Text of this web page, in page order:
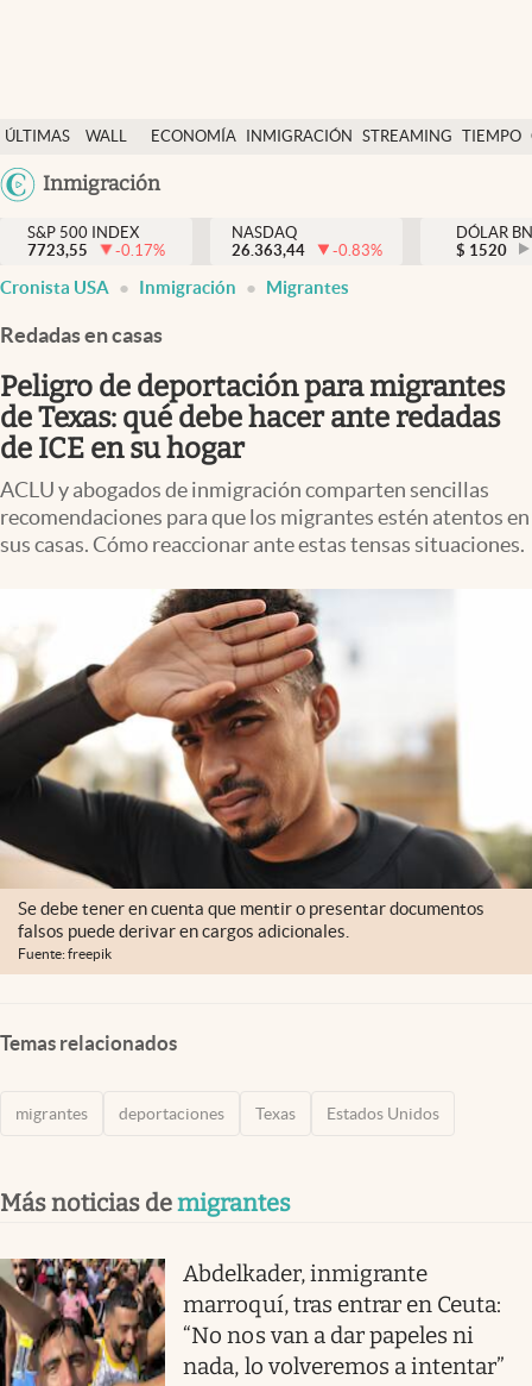
ÚLTIMAS
NOTICIAS
WALL
Y
DÓLAR
ECONOMÍA INMIGRACIÓN STREAMING TIEMPO
México
Inmigración
Finanzas y economía
Wall Street y dólar
Inmigración
Espiritual
Streaming
PC y mobile
Lifestyle
S&P 500 INDEX
7723,55
-0.17%
NASDAQ
26.363,44
-0.83%
DÓLAR
$ 1520
Cronista USA Inmigración Migrantes
Redadas en casas
Peligro de deportación para migrantes
de Texas: qué debe hacer ante redadas
de ICE en su hogar
ACLU y abogados de inmigración comparten sencillas
recomendaciones para que los migrantes estén atentos en
sus casas. Cómo reaccionar ante estas tensas situaciones.
Se debe tener en cuenta que mentir o presentar documentos
falsos puede derivar en cargos adicionales.
Fuente: freepik
Temas relacionados
migrantes deportaciones Texas Estados Unidos
Más noticias demigrantes
Abdelkader, inmigrante
marroquí, tras entrar en Ceuta:
“No nos van a dar papeles ni
nada, lo volveremos a intentar”